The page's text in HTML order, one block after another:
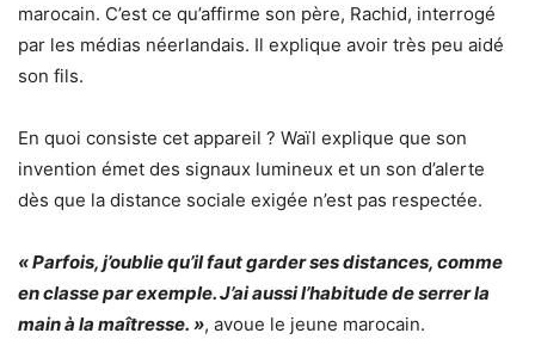
marocain. C’est ce qu’affirme son père, Rachid, interrogé
par les médias néerlandais. Il explique avoir très peu aidé
son fils.
En quoi consiste cet appareil ? Waïl explique que son
invention émet des signaux lumineux et un son d’alerte
dès que la distance sociale exigée n’est pas respectée.
« Parfois, j’oublie qu’il faut garder ses distances, comme
en classe par exemple. J’ai aussi l’habitude de serrer la
main à la maîtresse. », avoue le jeune marocain.